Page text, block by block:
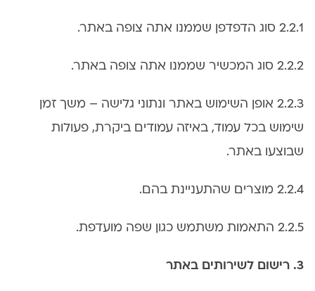
2.2.1 סוג הדפדפן שממנו אתה צופה באתר.
2.2.2 סוג המכשיר שממנו אתה צופה באתר.
2.2.3 אופן השימוש באתר ונתוני גלישה – משך זמן
שימוש בכל עמוד, באיזה עמודים ביקרת, פעולות
שבוצעו באתר.
2.2.4 מוצרים שהתעניינת בהם.
2.2.5 התאמות משתמש כגון שפה מועדפת.
3. רישום לשירותים באתר